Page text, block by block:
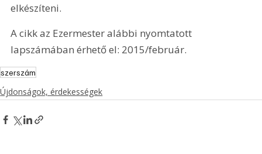
elkészíteni.
A cikk az Ezermester alábbi nyomtatott
lapszámában érhető el: 2015/február.
szerszám
Újdonságok, érdekességek